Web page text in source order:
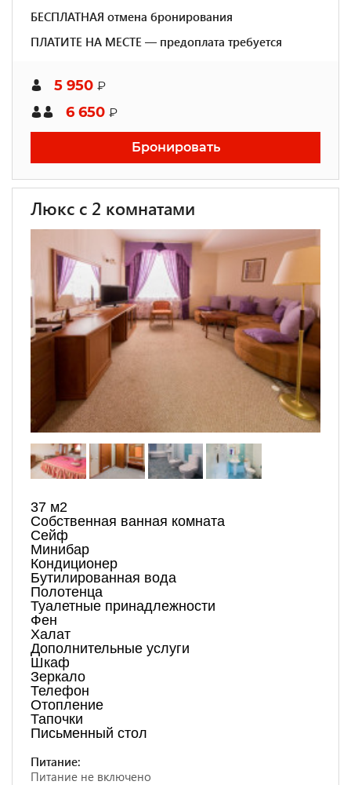
БЕСПЛАТНАЯ отмена бронирования
ПЛАТИТЕ НА МЕСТЕ — предоплата требуется
5 950 ₽
6 650 ₽
Бронировать
Люкс с 2 комнатами
37 м2
Собственная ванная комната
Сейф
Минибар
Кондиционер
Бутилированная вода
Полотенца
Туалетные принадлежности
Фен
Халат
Дополнительные услуги
Шкаф
Зеркало
Телефон
Отопление
Тапочки
Письменный стол
Питание:
Питание не включено